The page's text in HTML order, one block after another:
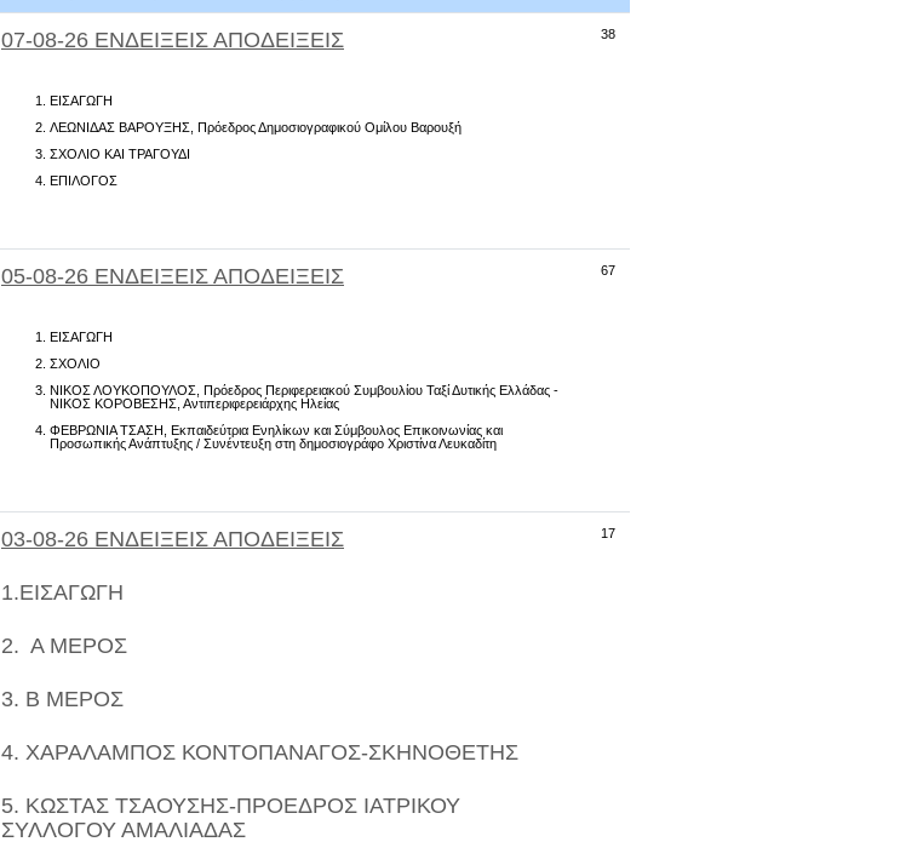
07-08-26 ΕΝΔΕΙΞΕΙΣ ΑΠΟΔΕΙΞΕΙΣ
ΕΙΣΑΓΩΓΗ
ΛΕΩΝΙΔΑΣ ΒΑΡΟΥΞΗΣ , Πρόεδρος Δημοσιογραφικού Ομίλου Βαρουξή
ΣΧΟΛΙΟ ΚΑΙ ΤΡΑΓΟΥΔΙ
ΕΠΙΛΟΓΟΣ
38
05-08-26 ΕΝΔΕΙΞΕΙΣ ΑΠΟΔΕΙΞΕΙΣ
ΕΙΣΑΓΩΓΗ
ΣΧΟΛΙΟ
ΝΙΚΟΣ ΛΟΥΚΟΠΟΥΛΟΣ , Πρόεδρος Περιφερειακού Συμβουλίου Ταξί Δυτικής Ελλάδας -
ΝΙΚΟΣ ΚΟΡΟΒΕΣΗΣ , Αντιπεριφερειάρχης Ηλείας
ΦΕΒΡΩΝΙΑ ΤΣΑΣΗ , Εκπαιδεύτρια Ενηλίκων και Σύμβουλος Επικοινωνίας και
Προσωπικής Ανάπτυξης / Συνέντευξη στη δημοσιογράφο Χριστίνα Λευκαδίτη
67
03-08-26 ΕΝΔΕΙΞΕΙΣ ΑΠΟΔΕΙΞΕΙΣ
1.ΕΙΣΑΓΩΓΗ
2. Α ΜΕΡΟΣ
3. Β ΜΕΡΟΣ
4. ΧΑΡΑΛΑΜΠΟΣ ΚΟΝΤΟΠΑΝΑΓΟΣ-ΣΚΗΝΟΘΕΤΗΣ
5. ΚΩΣΤΑΣ ΤΣΑΟΥΣΗΣ-ΠΡΟΕΔΡΟΣ ΙΑΤΡΙΚΟΥ
ΣΥΛΛΟΓΟΥ ΑΜΑΛΙΑΔΑΣ
17